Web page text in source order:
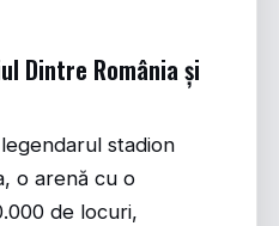
Dintre România și
stadion
o arenă cu o
de locuri,